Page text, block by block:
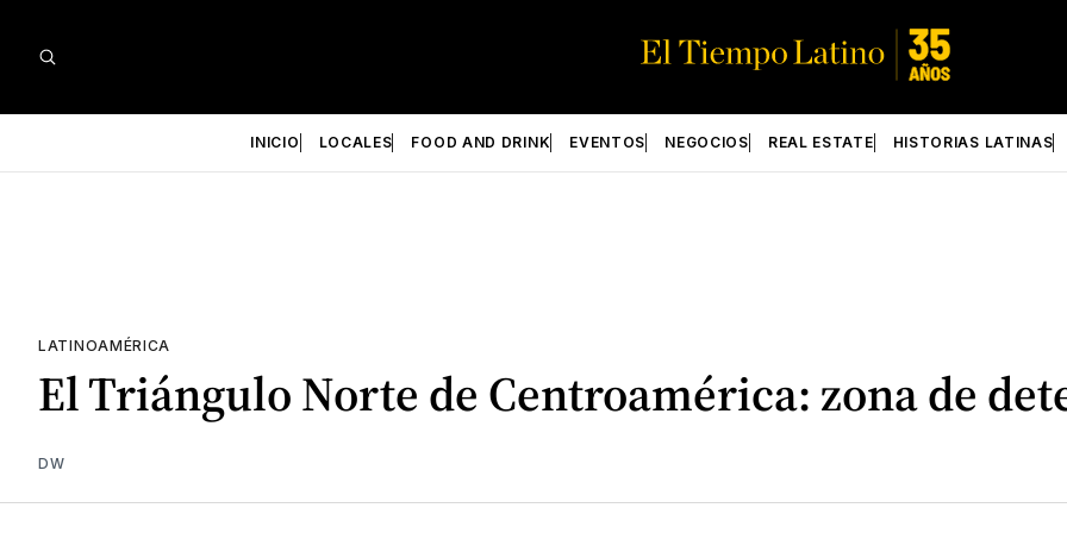
INICIO LOCALES FOOD AND DRINK EVENTOS NEGOCIOS REAL ESTATE HISTORIAS LATINAS
LATINOAMÉRICA
El Triángulo Norte de Centroamérica: zona de
DW